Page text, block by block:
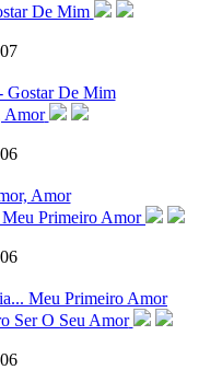
Gostar De Mim
Amor
Meu Primeiro Amor